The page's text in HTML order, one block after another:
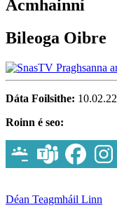
Acmhainní
Bileoga Oibre
Dáta Foilsithe: 10.02.22
Roinn é seo:
Déan Teagmháil Linn